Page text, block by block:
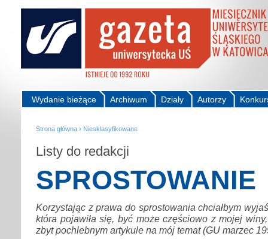
Autorzy
Działy
Archiwum
Wydanie bieżące
Strona główna › Niesklasyfikowane
Listy do redakcji
SPROSTOWANIE
Korzystając z prawa do sprostowania chciałbym
która pojawiła się, być może częściowo z mojej
zbyt pochlebnym artykule na mój temat (GU marzec